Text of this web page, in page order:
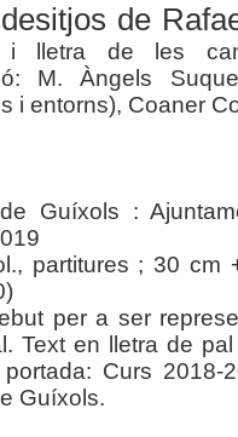
de
i lletra de les
M. Àngels
i entorns), Coaner
Guíxols :
partitures ; 30 cm
per a ser
Text en lletra de
Curs 2018-
Guíxols.